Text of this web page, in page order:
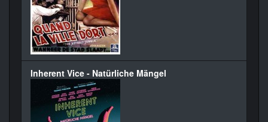
Inherent Vice - Natürliche Mängel